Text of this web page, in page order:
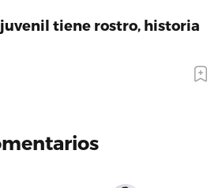
tiene rostro, historia